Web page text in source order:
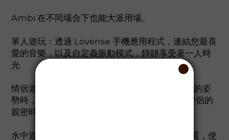
Ambi 在不同場合下也能大派用場。
單人遊玩：透過 Lovense 手機應用程式，連結您最喜
愛的音樂，以及自定義振動模式，靜靜享受著一人時
光
情侶遊玩：不論在前戲期間，還是在進行您喜歡的姿
勢時，都能邀請 Ambi 一同遊玩，為您及您的伴侶的
親密時光增添一份情趣
水中遊玩：Ambi 具備 IPX7 級別的安全矽膠材質，使